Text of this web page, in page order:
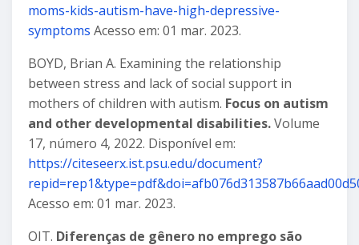
moms-kids-autism-have-high-depressive-
symptoms Acesso em: 01 mar. 2023.
BOYD, Brian A. Examining the relationship
between stress and lack of social support in
mothers of children with autism. Focus on autism
and other developmental disabilities.Volume
17, número 4, 2022. Disponível em:
https://citeseerx.ist.psu.edu/document?
Acesso em: 01 mar. 2023.
OIT. Diferenças de gênero no emprego são